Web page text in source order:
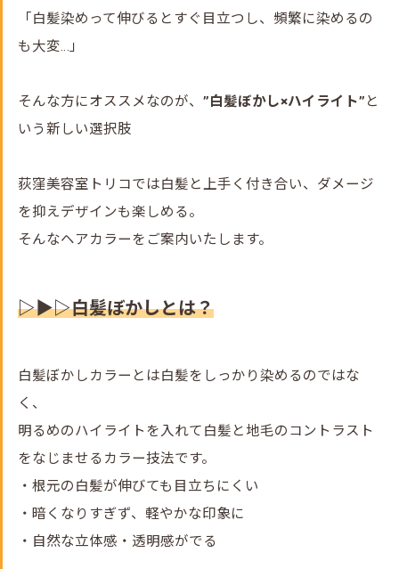
「白髪染めって伸びるとすぐ目立つし、頻繁に染めるの
も大変…」
そんな方にオススメなのが、 ”白髪ぼかし×ハイライト” と
いう新しい選択肢
荻窪美容室トリコでは白髪と上手く付き合い、ダメージ
を抑えデザインも楽しめる。
そんなヘアカラーをご案内いたします。
▷▶▷白髪ぼかしとは？
白髪ぼかしカラーとは白髪をしっかり染めるのではな
く、
明るめのハイライトを入れて白髪と地毛のコントラスト
をなじませるカラー技法です。
・根元の白髪が伸びても目立ちにくい
・暗くなりすぎず、軽やかな印象に
・自然な立体感・透明感がでる